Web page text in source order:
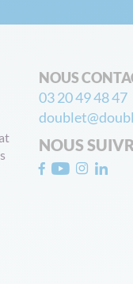
NOUS
03 20 49 48 47
NOUS